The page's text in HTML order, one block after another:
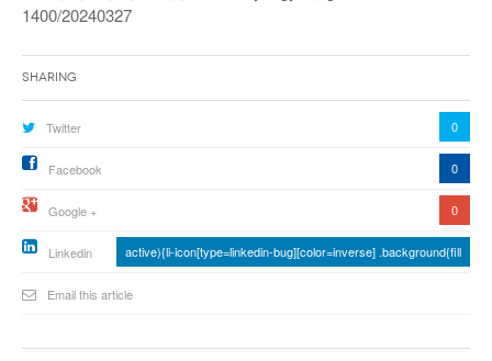
1400/20240327
Sharing
Twitter 0
Facebook 0
Google + 0
Linkedin active){li-icon[type=linkedin-bug][color=inverse] .background{fill
Email this article